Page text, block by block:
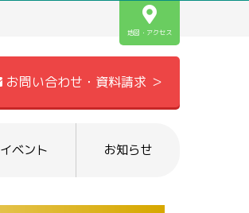
地図・アクセス
お問い合わせ・資料請求 ＞
イベント お知らせ